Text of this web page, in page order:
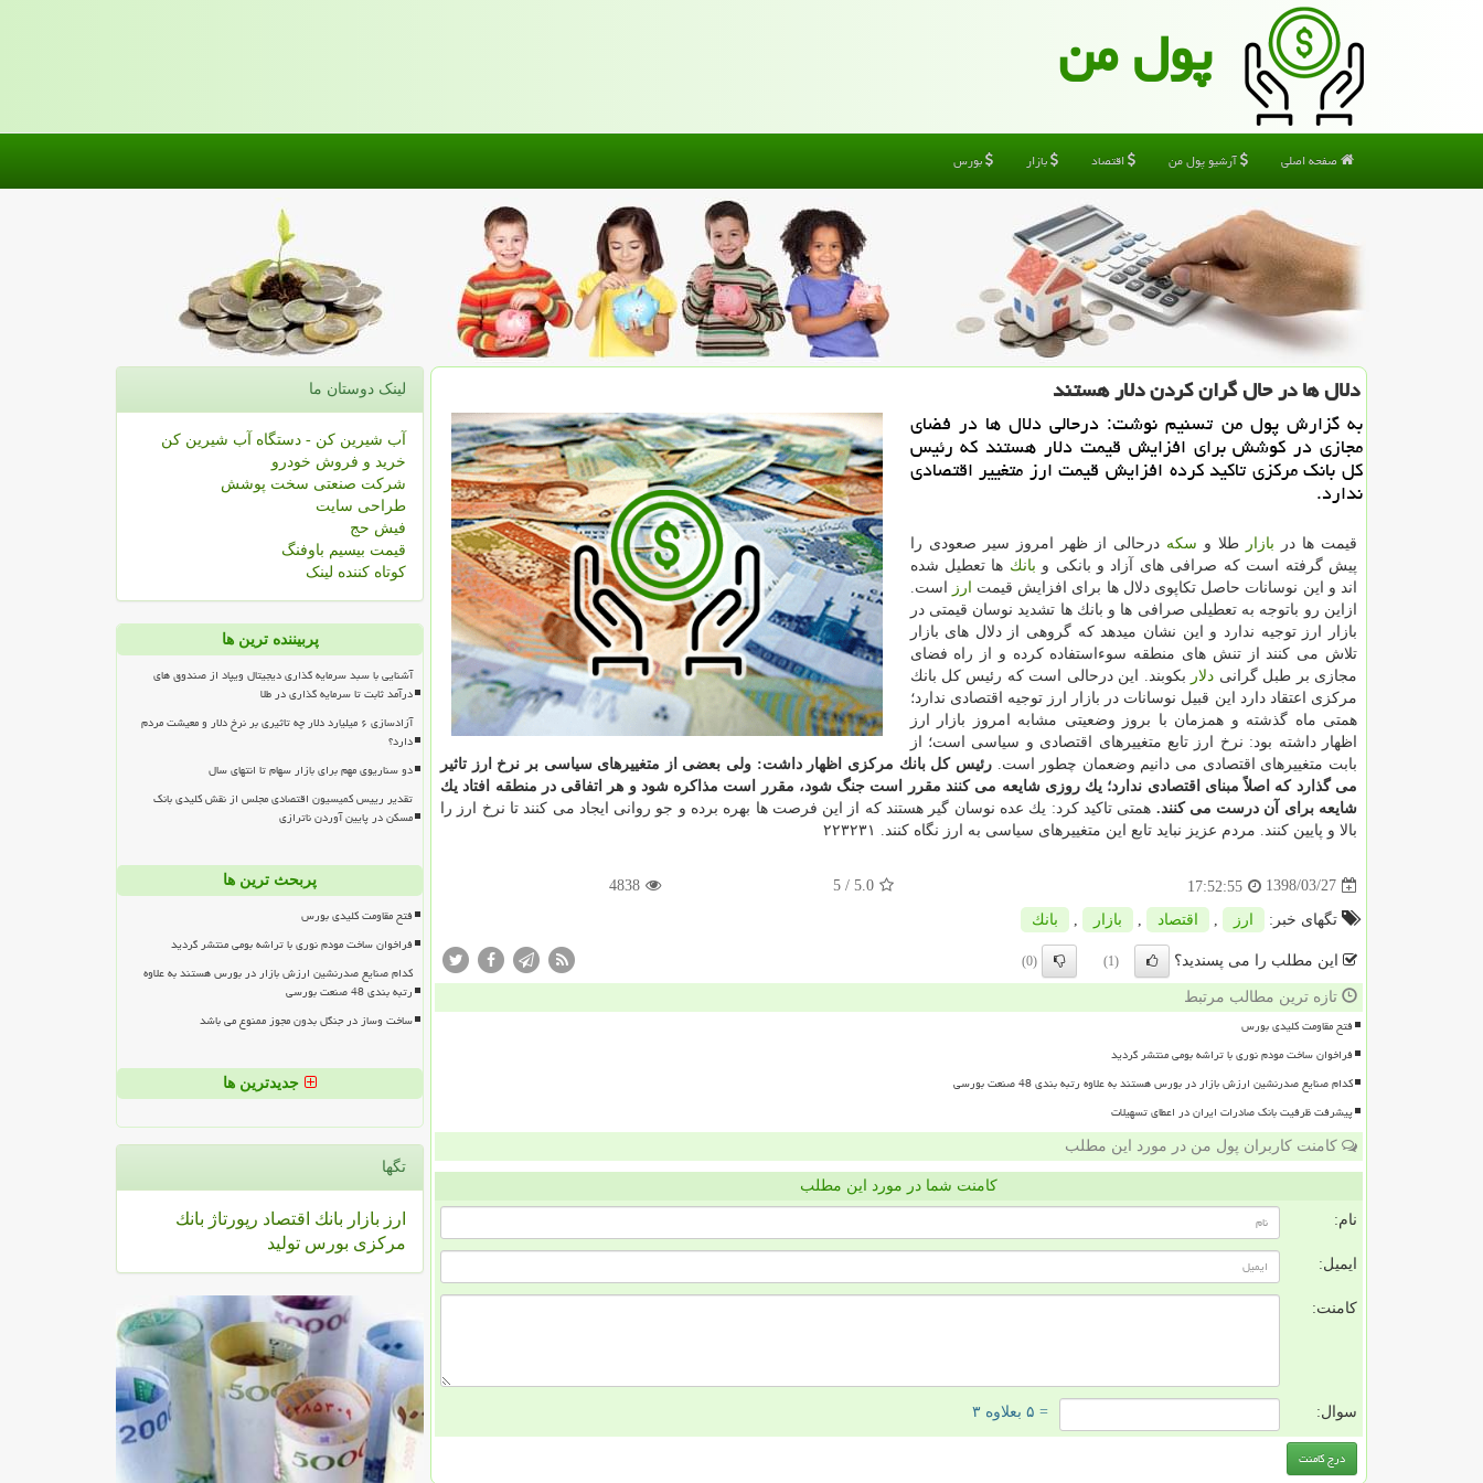
پول من
صفحه اصلی آرشیو پول من اقتصاد بازار بورس
دلال ها در حال گران كردن دلار هستند
به گزارش پول من تسنیم نوشت: درحالی دلال ها در فضای
مجازی در كوشش برای افزایش قیمت دلار هستند كه رئیس
كل بانك مركزی تاكید كرده افزایش قیمت ارز متغییر اقتصادی
ندارد.
قیمت ها در بازار طلا و سكه درحالی از ظهر امروز سیر صعودی را
پیش گرفته است كه صرافی های آزاد و بانكی و بانك ها تعطیل شده
اند و این نوسانات حاصل تكاپوی دلال ها برای افزایش قیمت
ارز
است.
ازاین رو باتوجه به تعطیلی صرافی ها و بانك ها تشدید نوسان قیمتی در
بازار ارز توجیه ندارد و این نشان میدهد كه گروهی از دلال های بازار
تلاش می كنند از تنش های منطقه سوءاستفاده كرده و از راه فضای
مجازی بر طبل گرانی دلار بكوبند. این درحالی است كه رئیس كل بانك
مركزی اعتقاد دارد این قبیل نوسانات در بازار ارز توجیه اقتصادی ندارد؛
همتی ماه گذشته و همزمان با بروز وضعیتی مشابه امروز بازار ارز
اظهار داشته بود: نرخ ارز تابع متغییرهای اقتصادی و سیاسی است؛ از
بابت متغییرهای اقتصادی می دانیم وضعمان چطور است.رئیس كل بانك مركزی اظهار داشت: ولی بعضی از متغییرهای سیاسی بر نرخ ارز تاثیر
می گذارد كه اصلاً مبنای اقتصادی ندارد؛ یك روزی شایعه می كنند مقرر است جنگ شود، مقرر است مذاكره شود و هر اتفاقی در منطقه افتاد یك
شایعه برای آن درست می كنند. همتی تاكید كرد: یك عده نوسان گیر هستند كه از این فرصت ها بهره برده و جو روانی ایجاد می كنند تا نرخ ارز را
بالا و پایین كنند. مردم عزیز نباید تابع این متغییرهای سیاسی به ارز نگاه كنند. ۲۲۳۲۳۱
1398/03/27
17:52:55
5.0
/ 5
4838
تگهای خبر: ارز اقتصاد بازار بانك
این مطلب را می پسندید؟ (1)
(0)
تازه ترین مطالب مرتبط
فتح مقاومت کلیدی بورس
فراخوان ساخت مودم نوری با تراشه بومی منتشر گردید
کدام صنایع صدرنشین ارزش بازار در بورس هستند به علاوه رتبه بندی 48 صنعت بورسی
پیشرفت ظرفیت بانک صادرات ایران در اعطای تسهیلات
کامنت کاربران پول من در مورد این مطلب
کامنت شما در مورد این مطلب
نام:
ایمیل:
کامنت:
سوال: = ۵ بعلاوه ۳
لینک دوستان ما
آب شیرین کن - دستگاه آب شیرین کن
خرید و فروش خودرو
شرکت صنعتی سخت پوشش
طراحی سایت
فیش حج
قیمت بیسیم باوفنگ
کوتاه کننده لینک
پربیننده ترین ها
آشنایی با سبد سرمایه گذاری دیجیتال ویپاد از صندوق های
درآمد ثابت تا سرمایه گذاری در طلا
آزادسازی ۶ میلیارد دلار چه تاثیری بر نرخ دلار و معیشت مردم
دارد؟
دو سناریوی مهم برای بازار سهام تا انتهای سال
تقدیر رییس کمیسیون اقتصادی مجلس از نقش کلیدی بانک
مسکن در پایین آوردن ناترازی
پربحث ترین ها
فتح مقاومت کلیدی بورس
فراخوان ساخت مودم نوری با تراشه بومی منتشر گردید
کدام صنایع صدرنشین ارزش بازار در بورس هستند به علاوه
رتبه بندی 48 صنعت بورسی
ساخت وساز در جنگل بدون مجوز ممنوع می باشد
جدیدترین ها
تگها
ارز بازار بانك اقتصاد رپورتاژ بانك
مركزی بورس تولید